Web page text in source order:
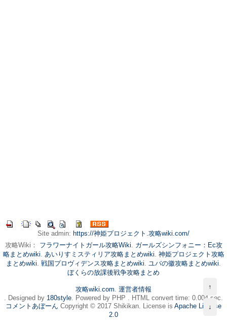
Site admin: https://神姫プロジェクト.攻略wiki.com/
攻略Wiki： フラワーナイトガール攻略Wiki. ガールズシンフォニー：Ec攻
略まとめwiki. あいりすミスティリア攻略まとめwiki. 神姫プロジェクト攻略
まとめwiki. 戦国プロヴィデンス攻略まとめwiki. ユバの徽攻略まとめwiki.
ぼくらの放課後戦争攻略まとめ
攻略wiki.com. 運営者情報
. Designed by 180style. Powered by PHP . HTML convert time: 0.004 sec.
コメントあぼーん Copyright © 2017 Shikikan. License is Apache License
2.0
↑
↓